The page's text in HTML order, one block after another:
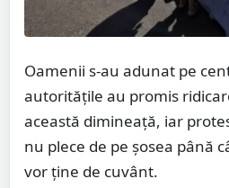
Oamenii s-au adunat pe
autoritățile au promis
această dimineață, iar
nu plece de pe șosea până
vor ține de cuvânt.